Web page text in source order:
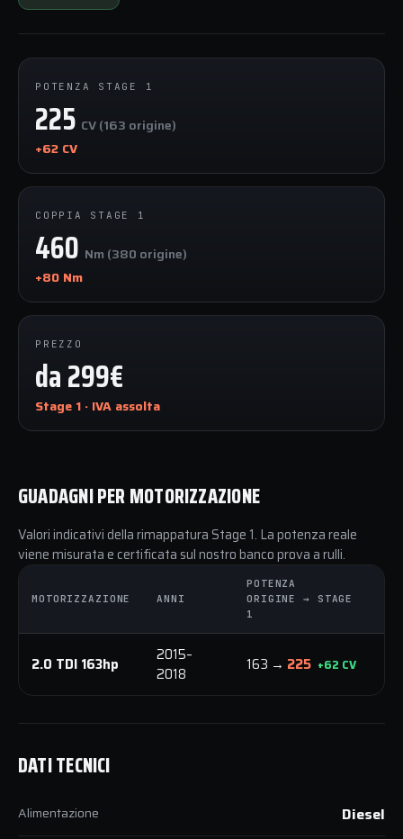
POTENZA STAGE 1
225 CV (163 origine)
+62 CV
COPPIA STAGE 1
460 Nm (380 origine)
+80 Nm
PREZZO
da 299€
Stage 1 · IVA assolta
GUADAGNI PER MOTORIZZAZIONE
Valori indicativi della rimappatura Stage 1. La potenza reale
viene misurata e certificata sul nostro banco prova a rulli.
MOTORIZZAZIONE ANNI
POTENZA
ORIGINE → STAGE
1
2.0 TDI 163hp
2015–
2018
163 → 225 +62 CV
DATI TECNICI
Alimentazione Diesel